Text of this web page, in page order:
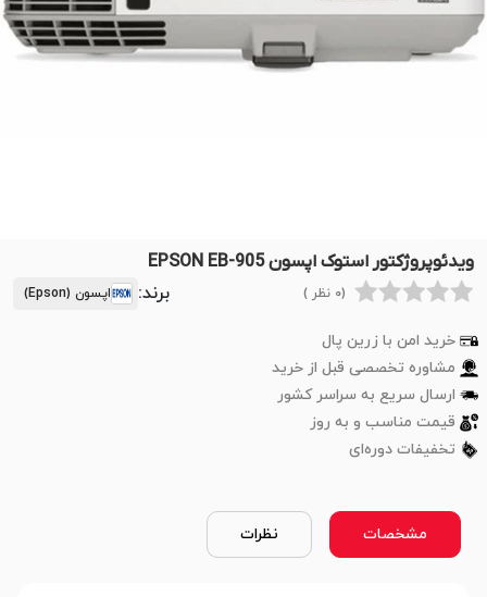
ویدئوپروژکتور استوک اپسون EPSON EB-905
(0 نظر ) برند: اپسون (Epson)
خرید امن با زرین پال
مشاوره تخصصی قبل از خرید
ارسال سریع به سراسر کشور
قیمت مناسب و به روز
تخفیفات دوره‌ای
مشخصات نظرات